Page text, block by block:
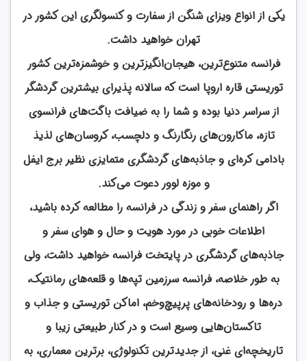
یکی از انواع ویزای شنگن از سفارت و کنسولگری این کشور در
تهران خواهید داشت.
فرانسه متنوع‌ترین، هیجان‌انگیزترین و خوشمزه‌ترین کشور
توریستی قاره اروپا است که سالانه پذیرای بیشترین گردشگر
از سراسر دنیا بوده و شما را به ضیافت باگت‌های فرانسوی
تازه، ماکارون‌های رنگارنگ و دلچسب، کروسان‌های لذیذ
بادامی کره‌ای و جاذبه‌های گردشگری متمایزی نظیر برج ایفل
و موزه لوور دعوت می‌کند.
اگر راهنمای سفر و زندگی در فرانسه را مطالعه کرده باشید،
اطلاعات خوبی در مورد هویت و حال و هوای سفر و
جاذبه‎‌های گردشگری در پایتخت فرانسه خواهید داشت، ولی
به طور خلاصه، فرانسه سرزمین تپه‌ها و قلعه‌های رمانتیک،
دره‌ها و رودخانه‌های پرپیچ‌وخم، اماکن توریستی و جذاب و
تاکستان‌هایی وسیع است و در کنار طبیعتی زیبا و
تاریخچه‌ای غنی، از جدیدترین تکنولوژی، برترین معماری، به